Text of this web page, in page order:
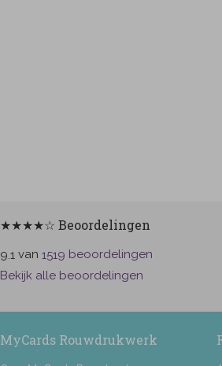
★★★★☆ Beoordelingen
9.1 van 1519 beoordelingen
Bekijk alle beoordelingen
MyCards Rouwdrukwerk